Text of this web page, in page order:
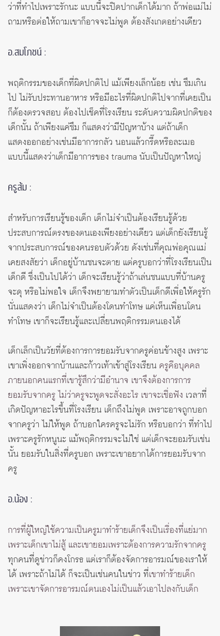
ว่าที่ทำไปเพราะรักนะ แบบนี้จะปิดปากเด็กได้มาก ถ้าพ่อแม่ไม่
ถามหรือต่อให้ถามเขาก็อาจจะไม่พูด ต้องสังเกตอย่างเดียว
อ.สมโภชน์ :
พฤติกรรมของเด็กที่ผิดปกติไป แม้เพียงเล็กน้อย เช่น ซึมเกิน
ไป ไม่รับประทานอาหาร หรือมีอะไรที่ผิดปกติไปจากที่เคยเป็น
ก็ต้องตรวจสอบ ต้องไปเช็คที่โรงเรียน ระดับความผิดปกติของ
เด็กนั้น ถ้าเพียงแค่ซึม ก็แสดงว่ามีปัญหาบ้าง แต่ถ้าเด็ก
แสดงออกอย่างเช่นมีอาการกลัว นอนแล้วกรี๊ดหรือละเมอ
แบบนี้แสดงว่าเด็กมีอาการของ trauma นับเป็นปัญหาใหญ่
ครูส้ม :
สำหรับการเรียนรู้ของเด็ก เด็กไม่จำเป็นต้องเรียนรู้ด้วย
ประสบการณ์ตรงของตนเองเพียงอย่างเดียว แต่เด็กยังเรียนรู้
จากประสบการณ์ของคนรอบตัวด้วย ดังเช่นที่คุณพ่อคุณแม่
เคยสงสัยว่า เด็กอยู่บ้านซนจะตาย แต่ครูบอกว่าที่โรงเรียนเป็น
เด็กดี ซึ่งเป็นไปได้ว่า เด็กจะเรียนรู้ว่าถ้าเล่นซนแบบที่บ้านครู
จะดุ หรือไม่พอใจ เด็กจึงพยายามทำตัวเป็นเด็กดีเพื่อให้ครูรัก
นั่นแสดงว่า เด็กไม่จำเป็นต้องโดนทำโทษ แค่เห็นเพื่อนโดน
ทำโทษ เขาก็จะเรียนรู้และเปลี่ยนพฤติกรรมตนเองได้
เด็กเล็กเป็นวัยที่ต้องการการยอมรับจากครูค่อนข้างสูง เพราะ
เขาเพิ่งออกจากบ้านและก้าวเท้าเข้าสู่โรงเรียน ครูคือบุคคล
ภายนอกคนแรกที่เขารู้สึกว่ามีอำนาจ เขาจึงต้องการการ
ยอมรับจากครู ไม่ว่าครูจะพูดจะสั่งอะไร เขาจะเชื่อฟัง เวลาที่
เกิดปัญหาอะไรขึ้นที่โรงเรียน เด็กถึงไม่พูด เพราะอาจถูกบอก
จากครูว่า ไม่ให้พูด ถ้าบอกใครครูจะไม่รัก หรือบอกว่า ที่ทำไป
เพราะครูรักหนูนะ แม้พฤติกรรมจะไม่ใช่ แต่เด็กจะยอมรับเช่น
นั้น ยอมรับในสิ่งที่ครูบอก เพราะเขาอยากได้การยอมรับจาก
ครู
อ.น้อง :
การที่ผู้ใหญ่ใช้ความเป็นครูมาทำร้ายเด็กจึงเป็นเรื่องที่แย่มาก
เพราะเด็กเขาไม่สู้ และเขายอมเพราะต้องการความรักจากครู
ทุกคนที่ดูข่าวก็คงโกรธ แต่เราก็ต้องจัดการอารมณ์ของเราให้
ได้ เพราะถ้าไม่ได้ ก็จะเป็นเช่นคนในข่าว ที่เขาทำร้ายเด็ก
เพราะเขาจัดการอารมณ์ตนเองไม่เป็นแล้วเอาไปลงกับเด็ก